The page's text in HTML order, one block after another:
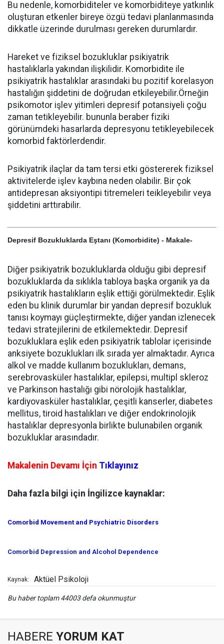
Bu nedenle, komorbiditeler ve komorbiditeye yatkınlık
oluşturan etkenler bireye özgü tedavi planlanmasında
dikkatle üzerinde durulması gereken durumlardır.
Hareket ve fiziksel bozukluklar psikiyatrik
hastalıklarla yakından ilişkilidir. Komorbidite ile
psikiyatrik hastalıklar arasındaki bu pozitif korelasyon
hastalığın şiddetini de doğrudan etkileyebilir.Örneğin
psikomotor işlev yitimleri depresif potansiyeli çoğu
zaman tetikleyebilir. bununla beraber fiziki
görünümdeki hasarlarda depresyonu tetikleyebilecek
komorbid faktörlerdendir.
Psikiyatrik ilaçlar da tam tersi etki göstererek fiziksel
aktivitelerde işlev kaybına neden olabilir. Bir çok
antidepresan aksiyontipi titremeleri teikleyebilir veya
şiddetini arttırabilir.
Depresif Bozukluklarda Eştanı (Komorbidite) - Makale-
Diğer psikiyatrik bozukluklarda olduğu gibi depresif
bozukluklarda da sıklıkla tabloya başka organik ya da
psikiyatrik hastalıkların eşlik ettiği görülmektedir. Eşlik
eden bu klinik durumlar bir yandan depresif bozukluk
tanısı koymayı güçleştirmekte, diğer yandan izlenecek
tedavi stratejilerini de etkilemektedir. Depresif
bozukluklara eşlik eden psikiyatrik tablolar içerisinde
anksiyete bozuklukları ilk sırada yer almaktadır. Ayrıca
alkol ve madde kullanım bozuklukları, demans,
serebrovasküler hastalıklar, epilepsi, multipl skleroz
ve Parkinson hastalığı gibi nörolojik hastalıklar,
kardiyovasküler hastalıklar, çeşitli kanserler, diabetes
mellitus, tiroid hastalıkları ve diğer endokrinolojik
hastalıklar depresyonla birlikte bulunabilen organik
bozukluklar arasındadır.
Makalenin Devamı İçin Tıklayınız
Daha fazla bilgi için İngilizce kaynaklar:
Comorbid Movement and Psychiatric Disorders
Comorbid Depression and Alcohol Dependence
Kaynak: Aktüel Psikoloji
Bu haber toplam 44003 defa okunmuştur
HABERE YORUM KAT